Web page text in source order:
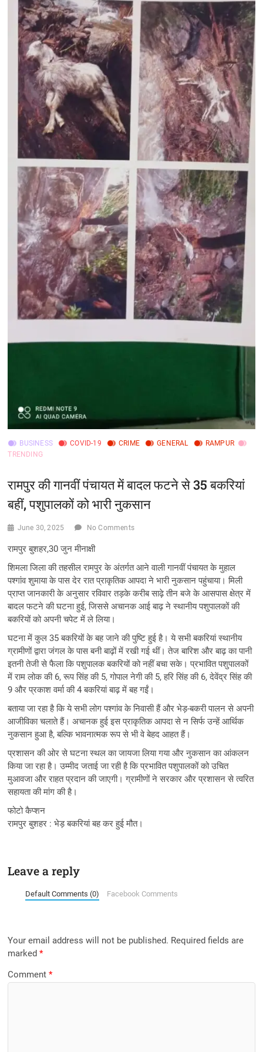
BUSINESS COVID-19 CRIME GENERAL
RAMPUR
TRENDING
रामपुर की गानवीं पंचायत में बादल फटने से 35 बकरियां
बहीं, पशुपालकों को भारी नुकसान
June 30, 2025 No Comments
रामपुर बुशहर,30 जुन मीनाक्षी
शिमला जिला की तहसील रामपुर के अंतर्गत आने वाली गानवीं पंचायत के मुहाल
पश्गांव शुमाया के पास देर रात प्राकृतिक आपदा ने भारी नुकसान पहुंचाया। मिली
प्राप्त जानकारी के अनुसार रविवार तड़के करीब साढ़े तीन बजे के आसपास क्षेत्र में
बादल फटने की घटना हुई, जिससे अचानक आई बाढ़ ने स्थानीय पशुपालकों की
बकरियों को अपनी चपेट में ले लिया।
घटना में कुल 35 बकरियों के बह जाने की पुष्टि हुई है। ये सभी बकरियां स्थानीय
ग्रामीणों द्वारा जंगल के पास बनी बाढ़ों में रखी गई थीं। तेज बारिश और बाढ़ का पानी
इतनी तेजी से फैला कि पशुपालक बकरियों को नहीं बचा सके। प्रभावित पशुपालकों
में राम लोक की 6, रूप सिंह की 5, गोपाल नेगी की 5, हरि सिंह की 6, देवेंद्र सिंह की
9 और प्रकाश वर्मा की 4 बकरियां बाढ़ में बह गईं।
बताया जा रहा है कि ये सभी लोग पश्गांव के निवासी हैं और भेड़-बकरी पालन से अपनी
आजीविका चलाते हैं। अचानक हुई इस प्राकृतिक आपदा से न सिर्फ उन्हें आर्थिक
नुकसान हुआ है, बल्कि भावनात्मक रूप से भी वे बेहद आहत हैं।
प्रशासन की ओर से घटना स्थल का जायजा लिया गया और नुकसान का आंकलन
किया जा रहा है। उम्मीद जताई जा रही है कि प्रभावित पशुपालकों को उचित
मुआवजा और राहत प्रदान की जाएगी। ग्रामीणों ने सरकार और प्रशासन से त्वरित
सहायता की मांग की है।
फोटो कैप्शन
रामपुर बुशहर : भेड़ बकरियां बह कर हुई मौत।
Leave a reply
Default Comments (0) Facebook Comments
Your email address will not be published. Required fields are
marked*
Comment*